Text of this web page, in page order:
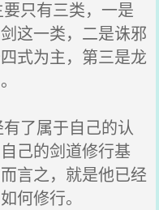
只有三类，一是
这一类，二是诛邪
式为主，第三是龙
了属于自己的认
己的剑道修行基
言之，就是他已经
何修行。